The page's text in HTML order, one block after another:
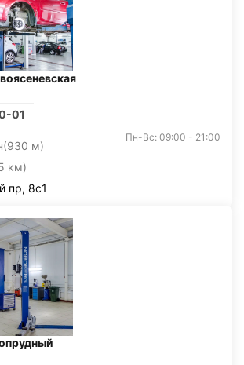
01
(930 м)
км)
Пн-Вс: 09:00 - 21:00
пр, 8с1